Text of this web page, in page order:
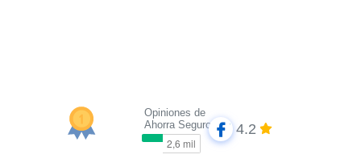
Opiniones de
Ahorra Seguros
4.2